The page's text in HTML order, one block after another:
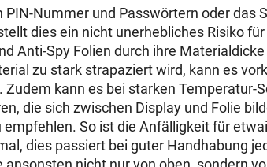
PIN-Nummer und Passwörtern oder das
dies ein nicht unerhebliches Risiko
Anti-Spy Folien durch ihre
zu stark strapaziert wird, kann es
Zudem kann es bei starken Temperatur-
die sich zwischen Display und Folie
empfehlen. So ist die Anfälligkeit für
dies passiert bei guter Handhabung